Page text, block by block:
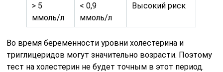
> 5
ммоль/л
< 0,9
ммоль/л
Высокий риск
Во время беременности уровни холестерина и
триглицеридов могут значительно возрасти. Поэтому
тест на холестерин не будет точным в этот период.